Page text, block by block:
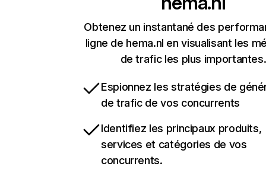
Obtenez un instantané des
ligne de hema.nl en visualisant les
de trafic les plus importantes.
Espionnez les stratégies de
de trafic de vos concurrents
Identifiez les principaux produits,
services et catégories de vos
concurrents.